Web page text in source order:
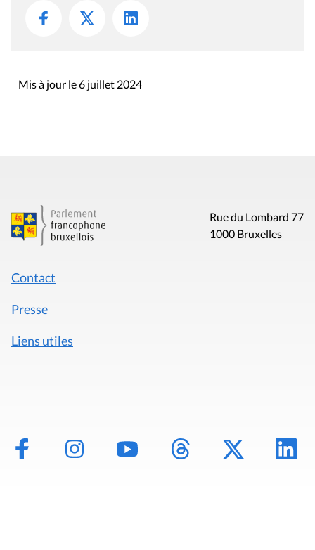
Mis à jour le 6 juillet 2024
Rue du Lombard 77
1000 Bruxelles
Contact
Presse
Liens utiles